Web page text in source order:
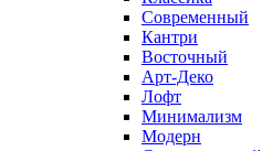
Современный
Кантри
Восточный
Арт-Деко
Лофт
Минимализм
Модерн